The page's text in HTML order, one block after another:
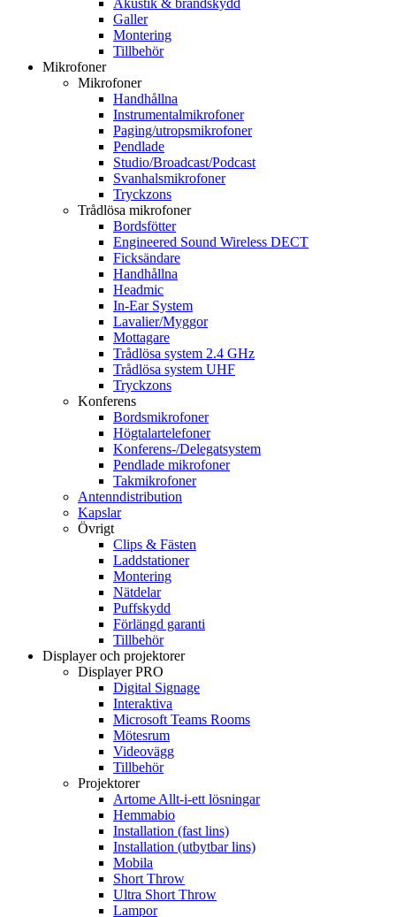
Akustik & brandskydd
Galler
Montering
Tillbehör
Mikrofoner
Mikrofoner
Handhållna
Instrumentalmikrofoner
Paging/utropsmikrofoner
Pendlade
Studio/Broadcast/Podcast
Svanhalsmikrofoner
Tryckzons
Trådlösa mikrofoner
Bordsfötter
Engineered Sound Wireless DECT
Ficksändare
Handhållna
Headmic
In-Ear System
Lavalier/Myggor
Mottagare
Trådlösa system 2.4 GHz
Trådlösa system UHF
Tryckzons
Konferens
Bordsmikrofoner
Högtalartelefoner
Konferens-/Delegatsystem
Pendlade mikrofoner
Takmikrofoner
Antenndistribution
Kapslar
Övrigt
Clips & Fästen
Laddstationer
Montering
Nätdelar
Puffskydd
Förlängd garanti
Tillbehör
Displayer och projektorer
Displayer PRO
Digital Signage
Interaktiva
Microsoft Teams Rooms
Mötesrum
Videovägg
Tillbehör
Projektorer
Artome Allt-i-ett lösningar
Hemmabio
Installation (fast lins)
Installation (utbytbar lins)
Mobila
Short Throw
Ultra Short Throw
Lampor